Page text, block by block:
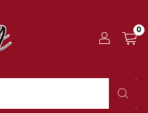
0